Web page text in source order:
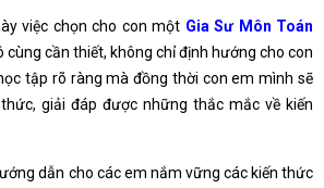
việc chọn cho con một Gia Sư Môn Toán
cùng cần thiết, không chỉ định hướng cho con
tập rõ ràng mà đồng thời con em mình sẽ
giải đáp được những thắc mắc về kiến
dẫn cho các em nắm vững các kiến thức